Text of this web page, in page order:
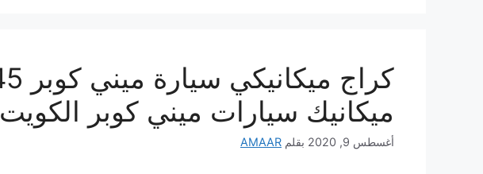
ميكانيك سيارات ميني كوبر الكويت
أغسطس 9, 2020 بقلم AMAAR